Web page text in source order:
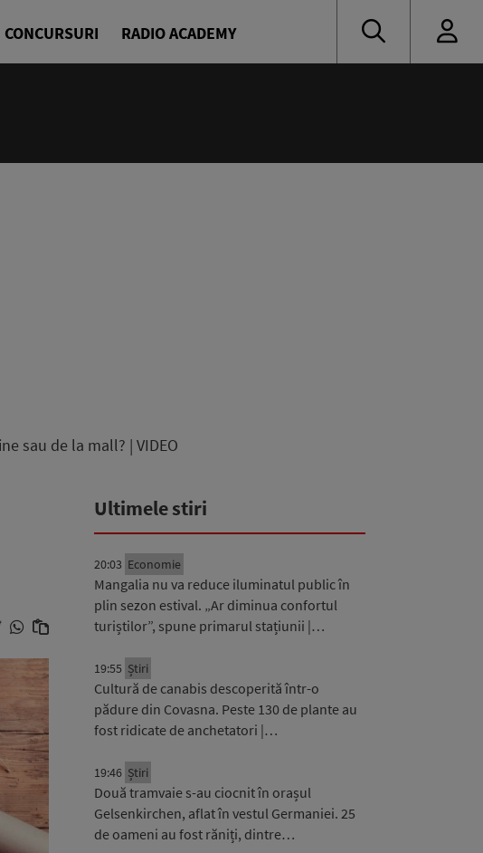
CONCURSURI RADIO ACADEMY
sau de la mall? | VIDEO
Ultimele stiri
20:03 Economie
Mangalia nu va reduce iluminatul public în
plin sezon estival. „Ar diminua confortul
turiștilor”, spune primarul stațiunii |…
19:55 Știri
Cultură de canabis descoperită într-o
pădure din Covasna. Peste 130 de plante au
fost ridicate de anchetatori |…
19:46 Știri
Două tramvaie s-au ciocnit în orașul
Gelsenkirchen, aflat în vestul Germaniei. 25
de oameni au fost răniți, dintre…